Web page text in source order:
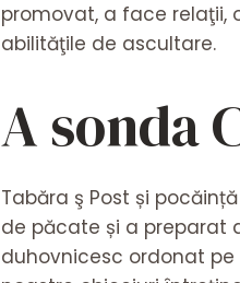
promovat, a face relaţii,
abilităţile de ascultare.
A sonda
Tabăra ş Post și
de păcate și a preparat
duhovnicesc ordonat pe